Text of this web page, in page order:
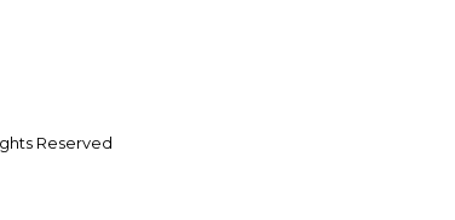
Reserved